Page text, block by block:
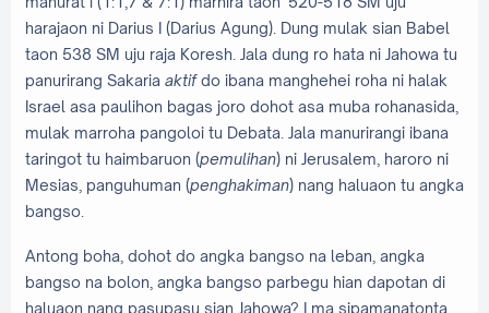
harajaon ni Darius I (Darius Agung). Dung mulak sian Babel
taon 538 SM uju raja Koresh. Jala dung ro hata ni Jahowa tu
panurirang Sakaria aktifdo ibana manghehei roha ni halak
Israel asa paulihon bagas joro dohot asa muba rohanasida,
mulak marroha pangoloi tu Debata. Jala manurirangi ibana
taringot tu haimbaruon (pemulihan) ni Jerusalem, haroro ni
Mesias, panguhuman (penghakiman) nang haluaon tu angka
bangso.
Antong boha, dohot do angka bangso na leban, angka
bangso na bolon, angka bangso parbegu hian dapotan di
haluaon nang pasupasu sian Jahowa? I ma sipamanatonta